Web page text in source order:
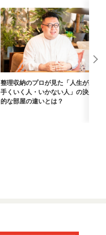
整理収納のプロが見た「人生が上
手くいく人・いかない人」の決定
的な部屋の違いとは？